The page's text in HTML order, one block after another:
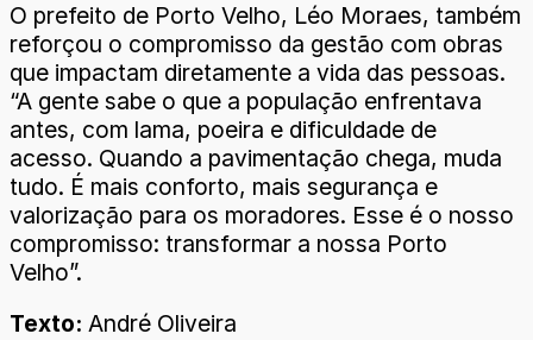
O prefeito de Porto Velho, Léo Moraes, também
reforçou o compromisso da gestão com obras
que impactam diretamente a vida das pessoas.
“A gente sabe o que a população enfrentava
antes, com lama, poeira e dificuldade de
acesso. Quando a pavimentação chega, muda
tudo. É mais conforto, mais segurança e
valorização para os moradores. Esse é o nosso
compromisso: transformar a nossa Porto
Velho”.
Texto: André Oliveira